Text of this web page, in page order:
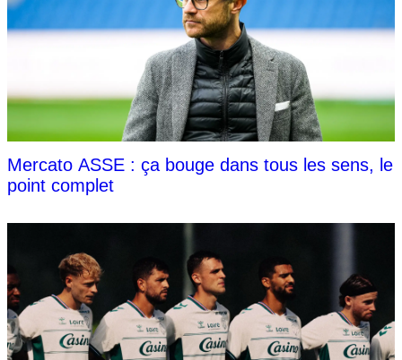
Mercato ASSE : ça bouge dans tous les sens, le
point complet